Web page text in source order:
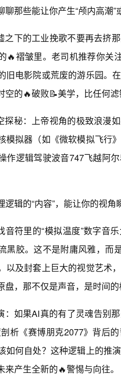
那些能让你产生“颅内高潮”
之下的工业挽歌不要再去挤
🔥褶皱里。老司机推荐你关
旧电影院或荒废的游乐园。
空的🔥破败📝美学，比任何滤
探秘：上帝视角的极致浪漫
模拟器（如《微软模拟飞行
作逻辑驾驶波音747飞越阿
辑的“内容”，能让你的视角
音符里的“模拟温度”数字音
黑胶。这不是附庸风雅，而
以及封套上巨大的视觉艺术
，那不仅是声音，是时间的
：如果AI真的有了灵魂告别
析《赛博朋克2077》背后
如何自处？这种逻辑上的推
产生全新的🔥警惕与向往。